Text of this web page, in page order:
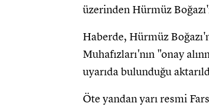
üzerinden Hürmüz
Haberde, Hürmüz
Muhafızları'nın "onay
uyarıda bulunduğu
Öte yandan yarı resmi